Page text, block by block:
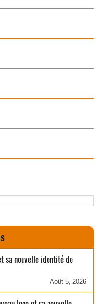
sa nouvelle identité de
Août 5, 2026